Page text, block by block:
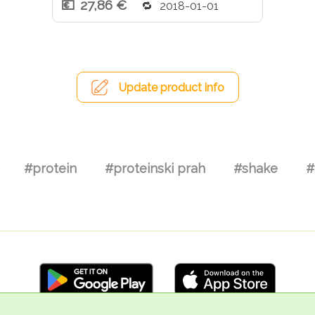
27,86 €
2018-01-01
Update product info
#protein #proteinski prah #shake